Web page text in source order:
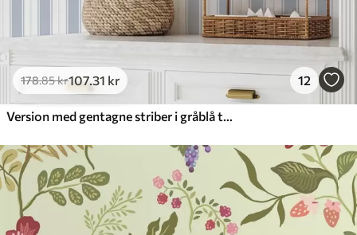
178.85kr107.31 kr 12
Version med gentagne striber i gråblå toner